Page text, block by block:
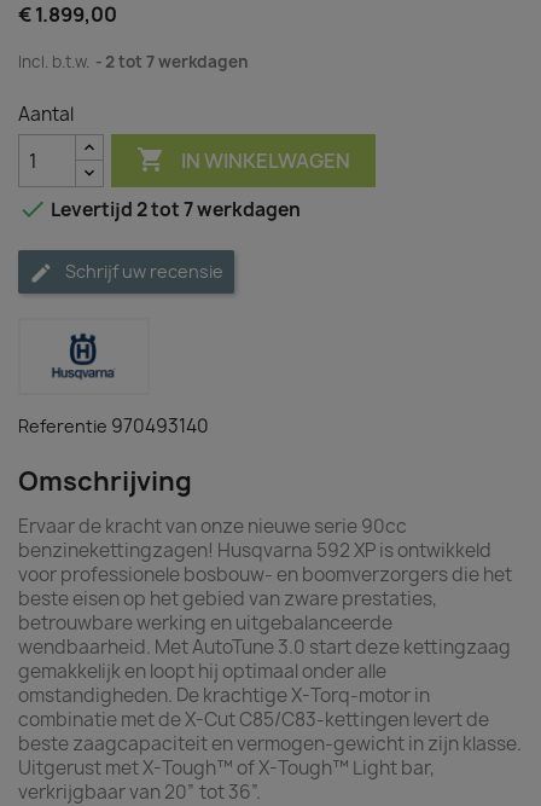
€ 1.899,00
Incl. b.t.w. 2 tot 7 werkdagen
Aantal
 IN WINKELWAGEN
 Levertijd 2 tot 7 werkdagen
Schrijf uw recensie
Referentie 970493140
Omschrijving
Ervaar de kracht van onze nieuwe serie 90cc
benzinekettingzagen! Husqvarna 592 XP is ontwikkeld
voor professionele bosbouw- en boomverzorgers die het
beste eisen op het gebied van zware prestaties,
betrouwbare werking en uitgebalanceerde
wendbaarheid. Met AutoTune 3.0 start deze kettingzaag
gemakkelijk en loopt hij optimaal onder alle
omstandigheden. De krachtige X-Torq-motor in
combinatie met de X-Cut C85/C83-kettingen levert de
beste zaagcapaciteit en vermogen-gewicht in zijn klasse.
Uitgerust met X-Tough™ of X-Tough™ Light bar,
verkrijgbaar van 20” tot 36”.